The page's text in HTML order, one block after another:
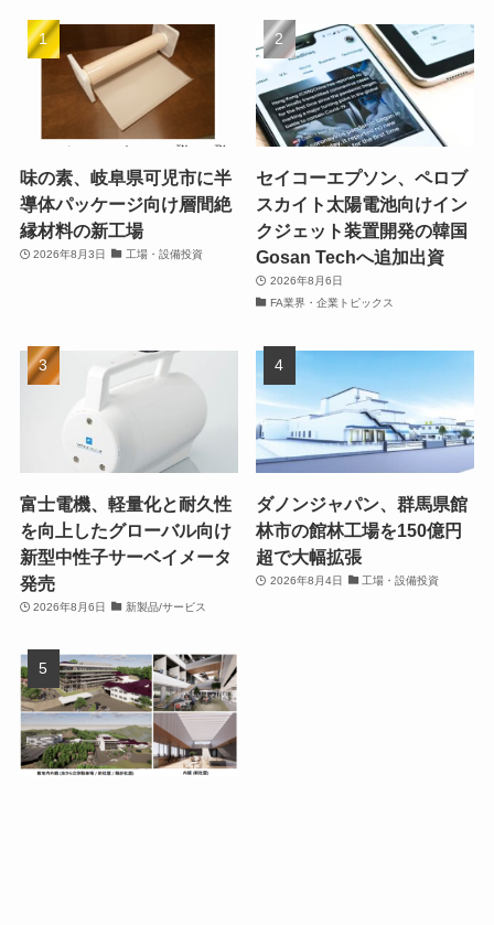
味の素、岐阜県可児市に半
導体パッケージ向け層間絶
縁材料の新工場
2026年8月3日 工場・設備投資
セイコーエプソン、ペロブ
スカイト太陽電池向けイン
クジェット装置開発の韓国
Gosan Techへ追加出資
2026年8月6日
FA業界・企業トピックス
富士電機、軽量化と耐久性
を向上したグローバル向け
新型中性子サーベイメータ
発売
2026年8月6日 新製品/サービス
ダノンジャパン、群馬県館
林市の館林工場を150億円
超で大幅拡張
2026年8月4日 工場・設備投資